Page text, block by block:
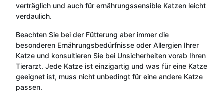
verträglich und auch für ernährungssensible Katzen leicht
verdaulich.
Beachten Sie bei der Fütterung aber immer die
besonderen Ernährungsbedürfnisse oder Allergien Ihrer
Katze und konsultieren Sie bei Unsicherheiten vorab Ihren
Tierarzt. Jede Katze ist einzigartig und was für eine Katze
geeignet ist, muss nicht unbedingt für eine andere Katze
passen.